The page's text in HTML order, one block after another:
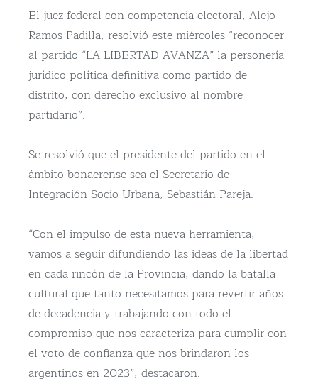
El juez federal con competencia electoral, Alejo
Ramos Padilla, resolvió este miércoles “reconocer
al partido “LA LIBERTAD AVANZA” la personería
jurídico-política definitiva como partido de
distrito, con derecho exclusivo al nombre
partidario”.
Se resolvió que el presidente del partido en el
ámbito bonaerense sea el Secretario de
Integración Socio Urbana, Sebastián Pareja.
“Con el impulso de esta nueva herramienta,
vamos a seguir difundiendo las ideas de la libertad
en cada rincón de la Provincia, dando la batalla
cultural que tanto necesitamos para revertir años
de decadencia y trabajando con todo el
compromiso que nos caracteriza para cumplir con
el voto de confianza que nos brindaron los
argentinos en 2023”, destacaron.